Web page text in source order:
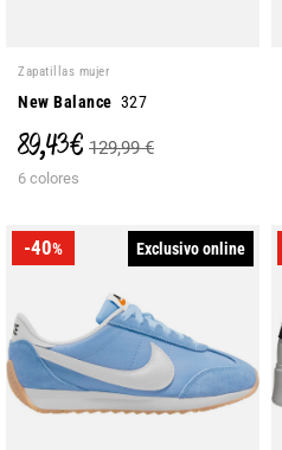
Zapatillas mujer
New Balance 327
89,43 € 129,99 €
6 colores
-40% Exclusivo online